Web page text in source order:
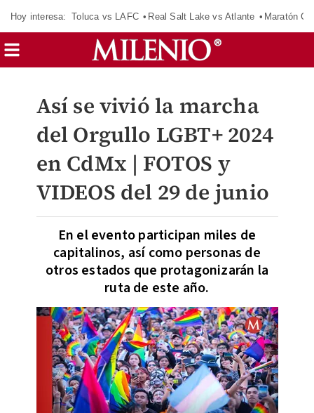
Hoy interesa: Toluca vs LAFC Real Salt Lake vs Atlante Maratón
Así se vivió la marcha
del Orgullo LGBT+ 2024
en CdMx | FOTOS y
VIDEOS del 29 de junio
En el evento participan miles de
capitalinos, así como personas de
otros estados que protagonizarán la
ruta de este año.